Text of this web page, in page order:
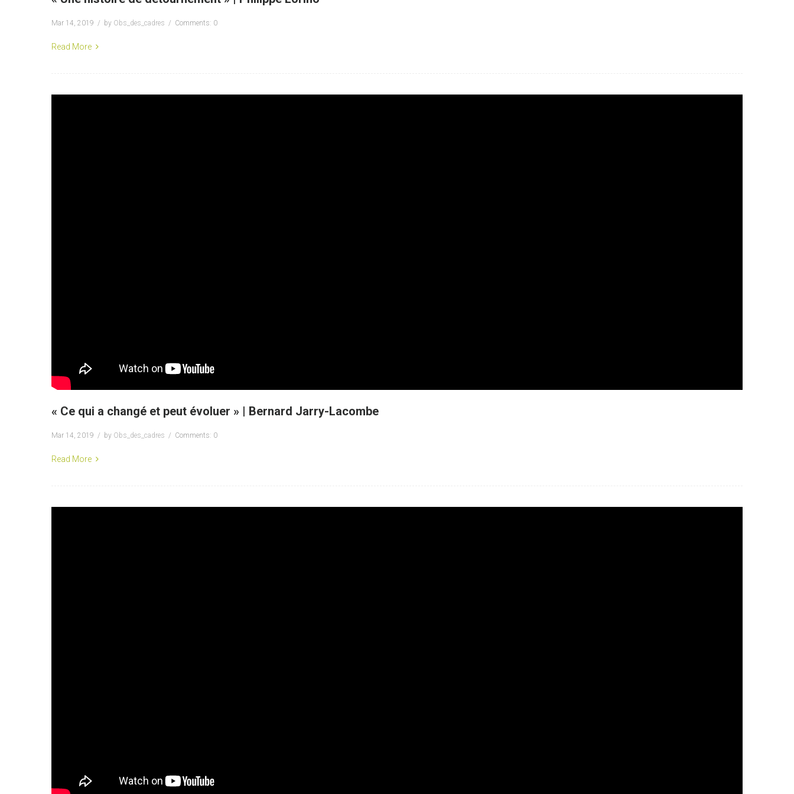
Mar 14, 2019 by Obs_des_cadres Comments: 0
Read More
« Ce qui a changé et peut évoluer » | Bernard Jarry-Lacombe
Mar 14, 2019 by Obs_des_cadres Comments: 0
Read More